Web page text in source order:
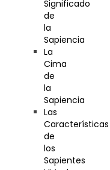
Significado
de
la
Sapiencia
La
Cima
de
la
Sapiencia
Las
Características
de
los
Sapientes